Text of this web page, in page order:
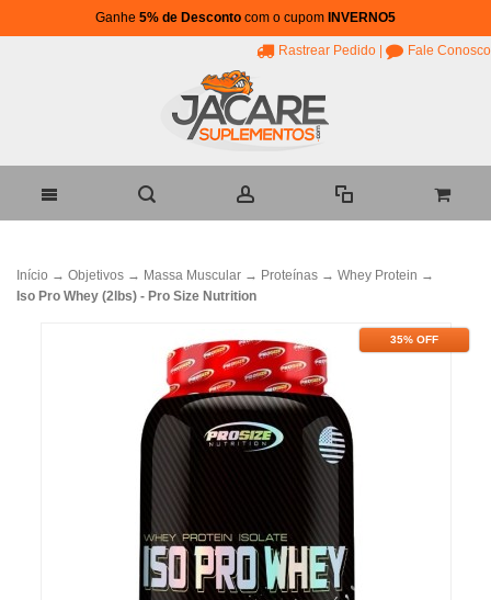
Ganhe 5% de Desconto com o cupom INVERNO5
Rastrear Pedido Fale Conosco
Início → Objetivos → Massa Muscular → Proteínas → Whey Protein →
Iso Pro Whey (2lbs) - Pro Size Nutrition
35% OFF